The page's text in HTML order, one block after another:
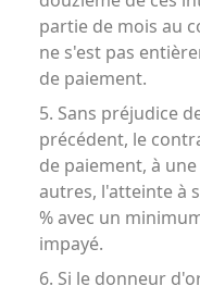
partie de mois au
ne s'est pas
de paiement.
5. Sans préjudice
précédent, le
de paiement, à
autres, l'atteinte à
% avec un
impayé.
6. Si le donneur